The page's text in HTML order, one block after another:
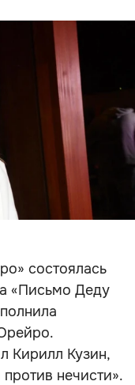
состоялась
«Письмо Деду
Кирилл Кузин,
нечисти».